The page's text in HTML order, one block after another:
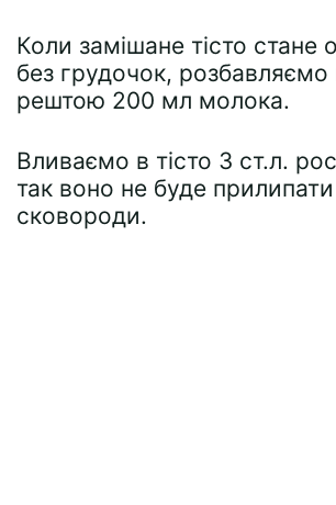
Коли замішане тісто стане
без грудочок, розбавляємо
рештою 200 мл молока.
Вливаємо в тісто 3 ст.л.
так воно не буде
сковороди.